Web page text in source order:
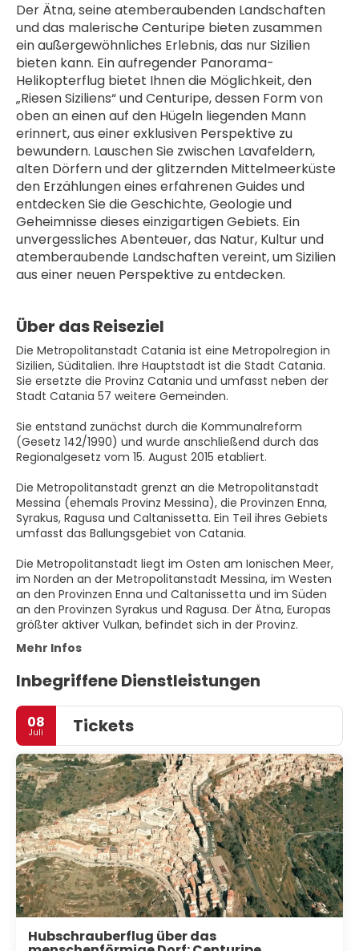
Der Ätna, seine atemberaubenden Landschaften
und das malerische Centuripe bieten zusammen
ein außergewöhnliches Erlebnis, das nur Sizilien
bieten kann. Ein aufregender Panorama-
Helikopterflug bietet Ihnen die Möglichkeit, den
„Riesen Siziliens“ und Centuripe, dessen Form von
oben an einen auf den Hügeln liegenden Mann
erinnert, aus einer exklusiven Perspektive zu
bewundern. Lauschen Sie zwischen Lavafeldern,
alten Dörfern und der glitzernden Mittelmeerküste
den Erzählungen eines erfahrenen Guides und
entdecken Sie die Geschichte, Geologie und
Geheimnisse dieses einzigartigen Gebiets. Ein
unvergessliches Abenteuer, das Natur, Kultur und
atemberaubende Landschaften vereint, um Sizilien
aus einer neuen Perspektive zu entdecken.
Über das Reiseziel
Die Metropolitanstadt Catania ist eine Metropolregion in
Sizilien, Süditalien. Ihre Hauptstadt ist die Stadt Catania.
Sie ersetzte die Provinz Catania und umfasst neben der
Stadt Catania 57 weitere Gemeinden.
Sie entstand zunächst durch die Kommunalreform
(Gesetz 142/1990) und wurde anschließend durch das
Regionalgesetz vom 15. August 2015 etabliert.
Die Metropolitanstadt grenzt an die Metropolitanstadt
Messina (ehemals Provinz Messina), die Provinzen Enna,
Syrakus, Ragusa und Caltanissetta. Ein Teil ihres Gebiets
umfasst das Ballungsgebiet von Catania.
Die Metropolitanstadt liegt im Osten am Ionischen Meer,
im Norden an der Metropolitanstadt Messina, im Westen
an den Provinzen Enna und Caltanissetta und im Süden
an den Provinzen Syrakus und Ragusa. Der Ätna, Europas
größter aktiver Vulkan, befindet sich in der Provinz.
Mehr Infos
Inbegriffene Dienstleistungen
08
Juli Tickets
Hubschrauberflug über das